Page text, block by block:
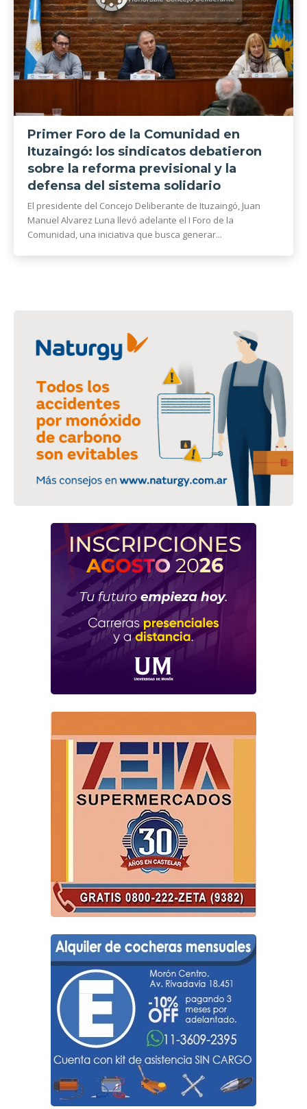
Primer Foro de la Comunidad en
Ituzaingó: los sindicatos debatieron
sobre la reforma previsional y la
defensa del sistema solidario
El presidente del Concejo Deliberante de Ituzaingó, Juan
Manuel Alvarez Luna llevó adelante el I Foro de la
Comunidad, una iniciativa que busca generar...